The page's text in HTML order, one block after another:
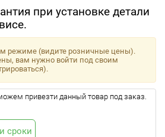
при установке детали
режиме (видите розничные цены).
вам нужно войти под своим
привезти данный товар под заказ.
сроки